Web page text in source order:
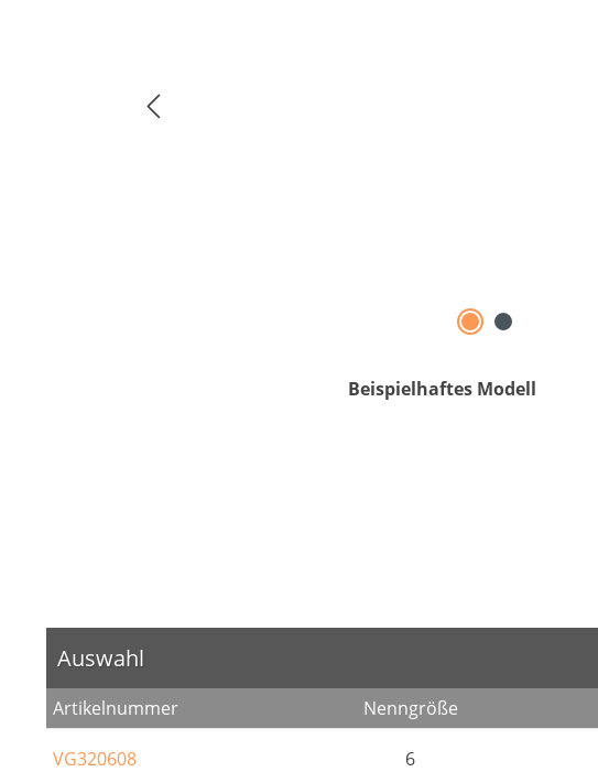
Beispielhaftes Modell
Auswahl
Artikelnummer Nenngröße
VG320608 6